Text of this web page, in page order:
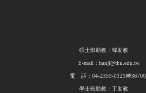
碩士班助教：韓助教
E-mail：hanji@thu.edu.tw
電 話：04-2359-0121轉36700
學士班助教：丁助教